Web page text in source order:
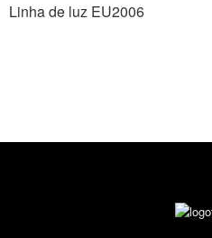
Linha de luz EU2006